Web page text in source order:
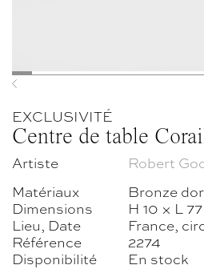
Previous
EXCLUSIVITÉ
Centre de table
Artiste
Robert
Matériaux
Bronze
Dimensions
H 10 × L
Lieu, Date
France,
Référence
2274
Disponibilité
En stock